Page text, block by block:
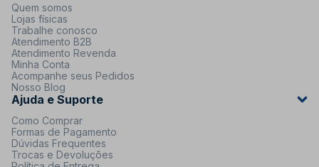
Quem somos
Lojas físicas
Trabalhe conosco
Atendimento B2B
Atendimento Revenda
Minha Conta
Acompanhe seus Pedidos
Nosso Blog
Ajuda e Suporte
Como Comprar
Formas de Pagamento
Dúvidas Frequentes
Trocas e Devoluções